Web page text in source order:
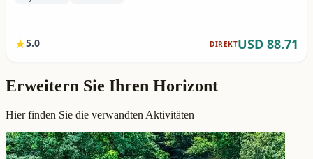
Erweitern Sie Ihren Horizont
Hier finden Sie die verwandten Aktivitäten